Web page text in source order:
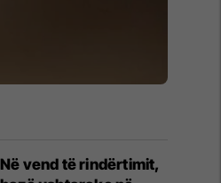
Në vend të rindërtimit,